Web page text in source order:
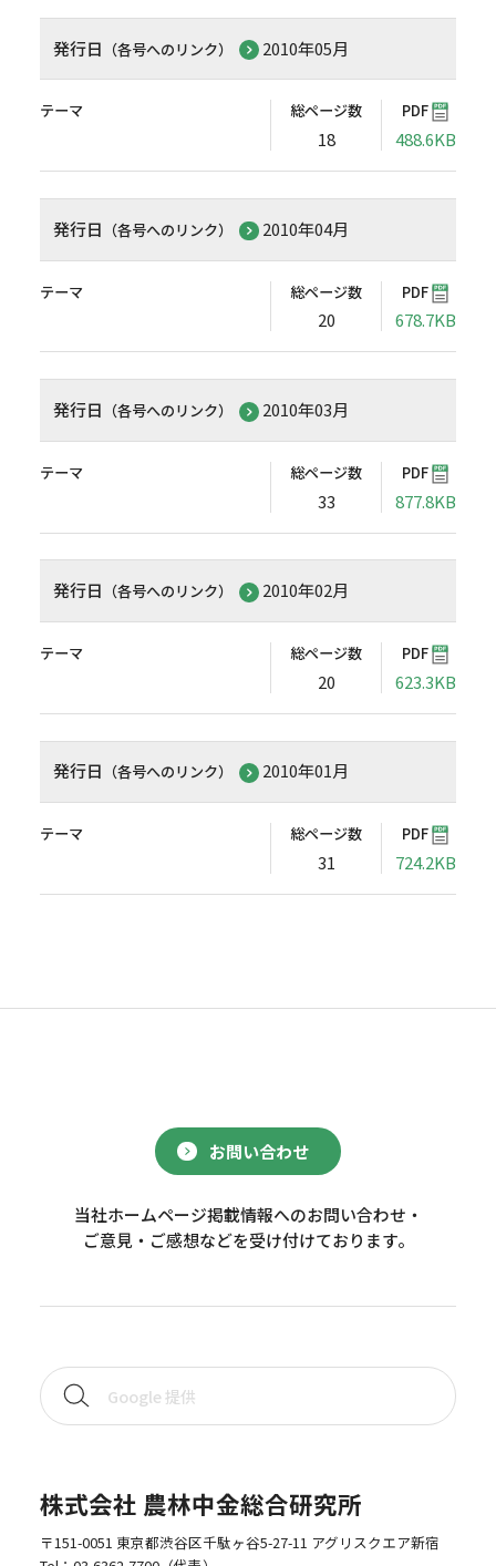
発行日 （各号へのリンク） 2010年05月
テーマ 総ページ数
18
PDF
488.6KB
発行日 （各号へのリンク） 2010年04月
テーマ 総ページ数
20
PDF
678.7KB
発行日 （各号へのリンク） 2010年03月
テーマ 総ページ数
33
PDF
877.8KB
発行日 （各号へのリンク） 2010年02月
テーマ 総ページ数
20
PDF
623.3KB
発行日 （各号へのリンク） 2010年01月
テーマ 総ページ数
31
PDF
724.2KB
お問い合わせ
当社ホームページ掲載情報へのお問い合わせ・
ご意見・ご感想などを受け付けております。
株式会社 農林中金総合研究所
〒151-0051 東京都渋谷区千駄ヶ谷5-27-11 アグリスクエア新宿